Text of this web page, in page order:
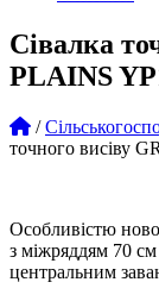
Сівалка
PLAINS
/
точного висіву
Особливістю
з міжряддям 70
центральним